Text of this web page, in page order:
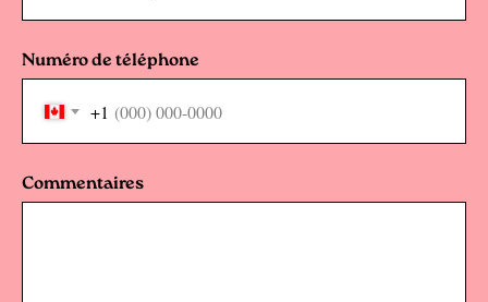
Numéro de téléphone
+1
Commentaires